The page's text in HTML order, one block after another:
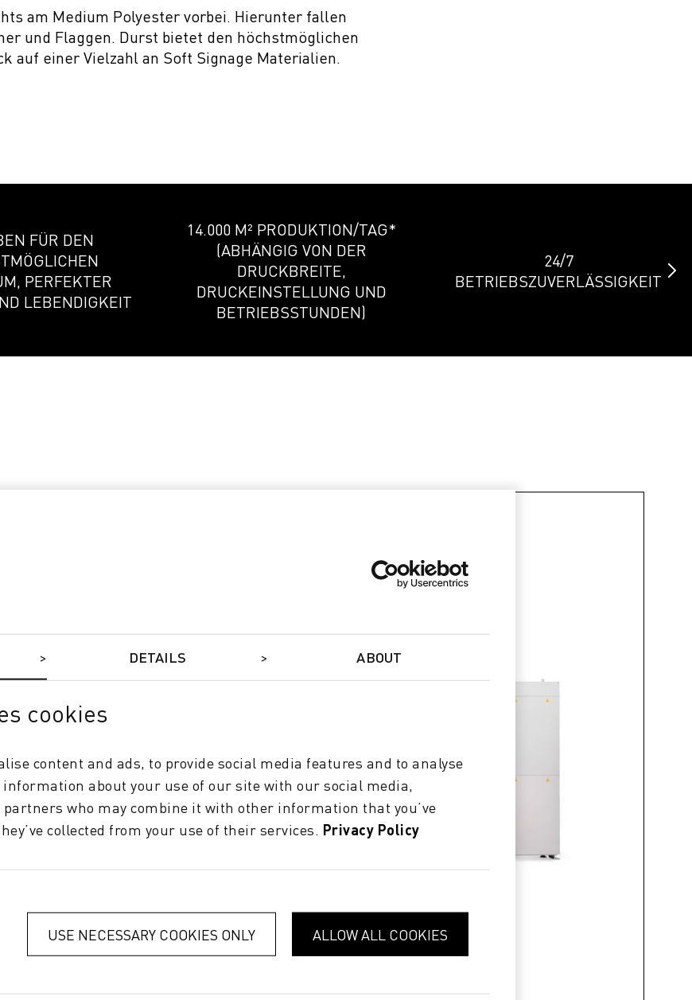
DETAILS ABOUT
cookies
content and ads, to provide social media features and to analyse
about your use of our site with our social media,
who may combine it with other information that you’ve
collected from your use of their services. Privacy Policy
USE NECESSARY COOKIES ONLY ALLOW ALL COOKIES
am Medium Polyester vorbei. Hierunter fallen
und Flaggen. Durst bietet den höchstmöglichen
auf einer Vielzahl an Soft Signage Materialien.
FÜR DEN
F
PERFEKTER S
LEBENDIGKEIT
14.000 M² PRODUKTION/TAG*
(ABHÄNGIG VON DER
DRUCKBREITE,
DRUCKEINSTELLUNG UND
BETRIEBSSTUNDEN)
24/7
BETRIEBSZUVERLÄSSIGKEIT